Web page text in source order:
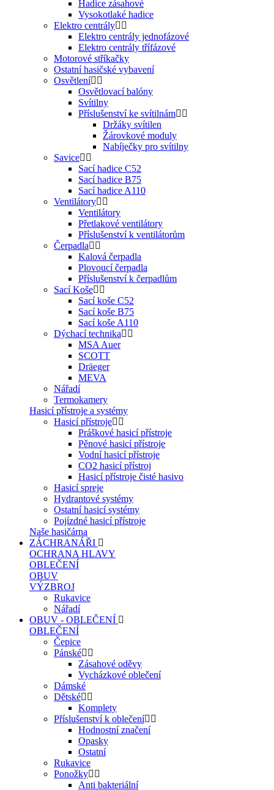
Hadice zásahové
Vysokotlaké hadice
Elektro centrály
Elektro centrály jednofázové
Elektro centrály třífázové
Motorové stříkačky
Ostatní hasičské vybavení
Osvětlení
Osvětlovací balóny
Svítilny
Příslušenství ke svítilnám
Držáky svítilen
Žárovkové moduly
Nabíječky pro svítilny
Savice
Sací hadice C52
Sací hadice B75
Sací hadice A110
Ventilátory
Ventilátory
Přetlakové ventilátory
Příslušenství k ventilátorům
Čerpadla
Kalová čerpadla
Plovoucí čerpadla
Příslušenství k čerpadlům
Sací Koše
Sací koše C52
Sací koše B75
Sací koše A110
Dýchací technika
MSA Auer
SCOTT
Dräeger
MEVA
Nářadí
Termokamery
Hasicí přístroje a systémy
Hasicí přístroje
Práškové hasicí přístroje
Pěnové hasicí přístroje
Vodní hasicí přístroje
CO2 hasicí přístroj
Hasicí přístroje čisté hasivo
Hasicí spreje
Hydrantové systémy
Ostatní hasicí systémy
Pojízdné hasicí přístroje
Naše hasičárna
ZÁCHRANÁŘI
OCHRANA HLAVY
OBLEČENÍ
OBUV
VÝZBROJ
Rukavice
Nářadí
OBUV - OBLEČENÍ
OBLEČENÍ
Čepice
Pánské
Zásahové oděvy
Vycházkové oblečení
Dámské
Dětské
Komplety
Příslušenství k oblečení
Hodnostní značení
Opasky
Ostatní
Rukavice
Ponožky
Anti bakteriální